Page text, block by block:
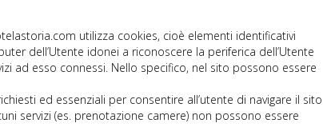
utilizza cookies, cioè elementi identificativi
dell’Utente idonei a riconoscere la periferica dell’Utente
ad esso connessi. Nello specifico, nel sito possono essere
ed essenziali per consentire all’utente di navigare il sito
servizi (es. prenotazione camere) non possono essere